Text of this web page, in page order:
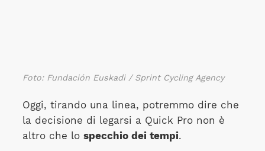
Foto: Fundación Euskadi / Sprint Cycling Agency
Oggi, tirando una linea, potremmo dire che
la decisione di legarsi a Quick Pro non è
altro che lo specchio dei tempi.